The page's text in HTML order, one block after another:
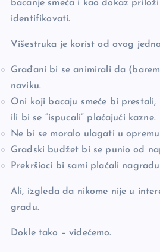
bacanje smeća i kao dokaz
identifikovati.
Višestruka je korist od ovog
Građani bi se animirali da
naviku.
Oni koji bacaju smeće bi
ili bi se “ispucali” plaćajući kazne.
Ne bi se moralo ulagati u
Gradski budžet bi se punio od
Prekršioci bi sami plaćali
Ali, izgleda da nikome nije u
gradu.
Dokle tako – videćemo.